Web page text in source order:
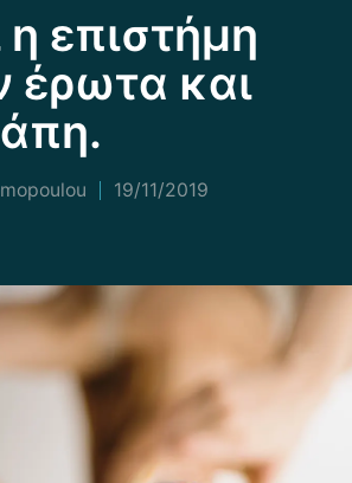
η επιστήμη
έρωτα και
19/11/2019